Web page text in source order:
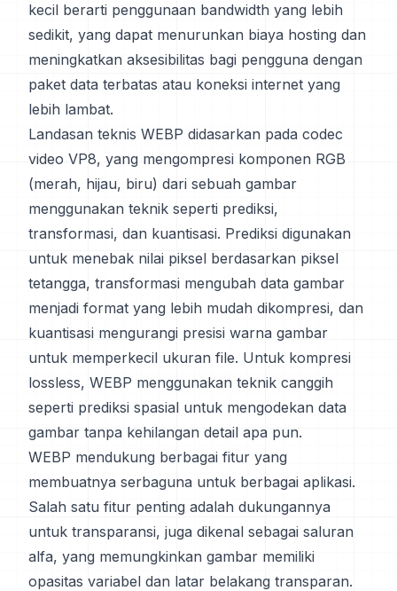
kecil berarti penggunaan bandwidth yang lebih
sedikit, yang dapat menurunkan biaya hosting dan
meningkatkan aksesibilitas bagi pengguna dengan
paket data terbatas atau koneksi internet yang
lebih lambat.
Landasan teknis WEBP didasarkan pada codec
video VP8, yang mengompresi komponen RGB
(merah, hijau, biru) dari sebuah gambar
menggunakan teknik seperti prediksi,
transformasi, dan kuantisasi. Prediksi digunakan
untuk menebak nilai piksel berdasarkan piksel
tetangga, transformasi mengubah data gambar
menjadi format yang lebih mudah dikompresi, dan
kuantisasi mengurangi presisi warna gambar
untuk memperkecil ukuran file. Untuk kompresi
lossless, WEBP menggunakan teknik canggih
seperti prediksi spasial untuk mengodekan data
gambar tanpa kehilangan detail apa pun.
WEBP mendukung berbagai fitur yang
membuatnya serbaguna untuk berbagai aplikasi.
Salah satu fitur penting adalah dukungannya
untuk transparansi, juga dikenal sebagai saluran
alfa, yang memungkinkan gambar memiliki
opasitas variabel dan latar belakang transparan.